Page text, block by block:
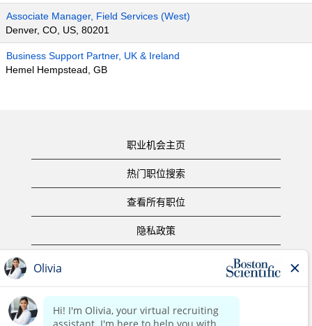
Associate Manager, Field Services (West)
Denver, CO, US, 80201
Business Support Partner, UK & Ireland
Hemel Hempstead, GB
职业机会主页
热门职位搜索
查看所有职位
隐私政策
版权声明
联系我们